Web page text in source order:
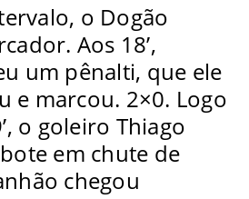
o Dogão
Aos 18’,
um pênalti, que ele
e marcou. 2×0. Logo
o goleiro Thiago
em chute de
chegou